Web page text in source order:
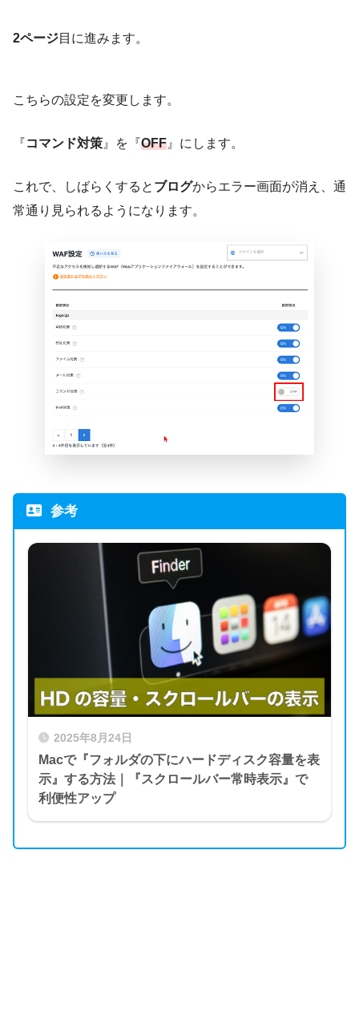
2ページ目に進みます。
こちらの設定を変更します。
『コマンド対策 』を『OFF 』にします。
これで、しばらくすると ブログからエラー画面が消え、通
常通り見られるようになります。
参考
2025年8月24日
Macで『フォルダの下にハードディスク容量を表
示』する方法｜『スクロールバー常時表示』で
利便性アップ